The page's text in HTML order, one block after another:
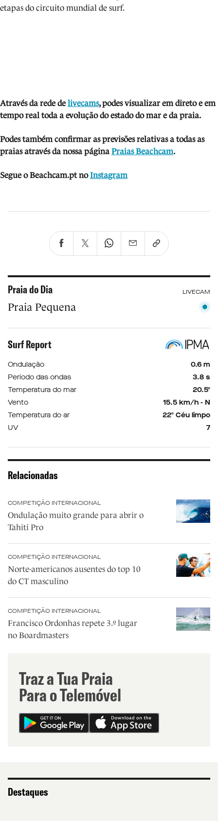
etapas do circuito mundial de surf.
Através da rede delivecams, podes visualizar em direto e em
tempo real toda a evolução do estado do mar e da praia.
Podes também confirmar as previsões relativas a todas as
praias através da nossa páginaPraias Beachcam.
Segue o Beachcam.pt no Instagram
Praia do Dia LIVECAM
Praia Pequena
Surf Report
Ondulação
0.6 m
Período das ondas
3.8 s
Temperatura do mar
20.5º
Vento
15.5 km/h - N
Temperatura do ar
22º Céu limpo
UV
7
Relacionadas
COMPETIÇÃO INTERNACIONAL
Ondulação muito grande para abrir o
Tahiti Pro
COMPETIÇÃO INTERNACIONAL
Norte-americanos ausentes do top 10
do CT masculino
COMPETIÇÃO INTERNACIONAL
Francisco Ordonhas repete 3.º lugar
no Boardmasters
Traz a Tua Praia
Para o Telemóvel
Destaques